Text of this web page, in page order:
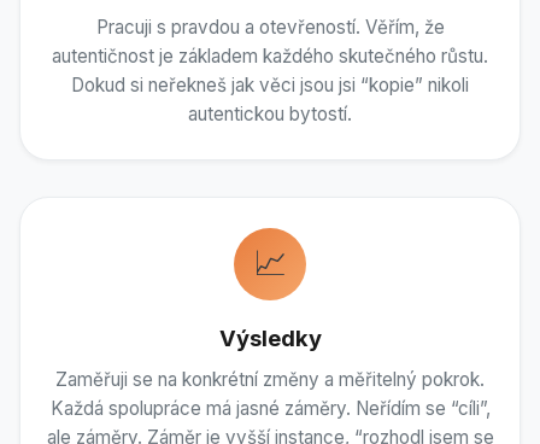
Pracuji s pravdou a otevřeností. Věřím, že
autentičnost je základem každého skutečného růstu.
Dokud si neřekneš jak věci jsou jsi “kopie” nikoli
autentickou bytostí.
📈
Výsledky
Zaměřuji se na konkrétní změny a měřitelný pokrok.
Každá spolupráce má jasné záměry. Neřídím se “cíli”,
ale záměry. Záměr je vyšší instance, “rozhodl jsem se